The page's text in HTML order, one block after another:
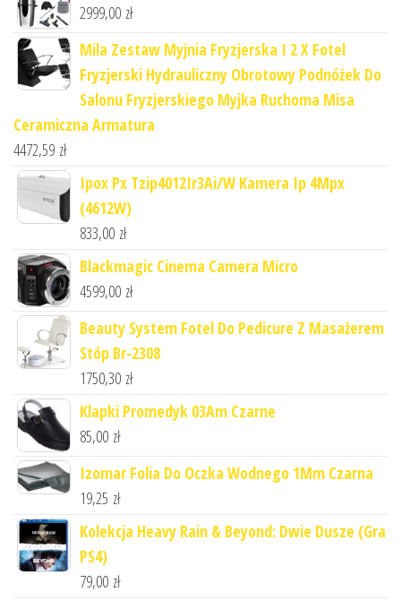
2999,00 zł
Mila Zestaw Myjnia Fryzjerska I 2 X Fotel
Fryzjerski Hydrauliczny Obrotowy Podnóżek Do
Salonu Fryzjerskiego Myjka Ruchoma Misa
Ceramiczna Armatura
4472,59 zł
Ipox Px Tzip4012Ir3Ai/W Kamera Ip 4Mpx
(4612W)
833,00 zł
Blackmagic Cinema Camera Micro
4599,00 zł
Beauty System Fotel Do Pedicure Z Masażerem
Stóp Br-2308
1750,30 zł
Klapki Promedyk 03Am Czarne
85,00 zł
Izomar Folia Do Oczka Wodnego 1Mm Czarna
19,25 zł
Kolekcja Heavy Rain & Beyond: Dwie Dusze (Gra
PS4)
79,00 zł